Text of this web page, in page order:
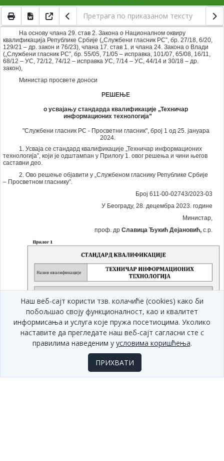
Наш веб-сајт користи тзв. колачиће (cookies) како би
побољшао своју функционалност, као и квалитет
информисања и услуга које пружа посетиоцима. Уколико
наставите да прегледате наш веб-сајт сагласни сте с
правилима наведеним у условима коришћења.
ПРИХВАТИ
На основу члана 29. став 2. Закона о Националном оквиру
квалификација Републике Србије („Службени гласник РС”, бр. 27/18, 6/20,
129/21 – др. закон и 76/23), члана 17. став 1. и члана 24. Закона о Влади
(„Службени гласник РС”, бр. 55/05, 71/05 – исправка, 101/07, 65/08, 16/11,
68/12 – УС, 72/12, 74/12 – исправка УС, 7/14 – УС, 44/14 и 30/18 – др.
закон),
Министар просвете доноси
РЕШЕЊЕ
о усвајању стандарда квалификације „Техничар
информационих технологија”
"Службени гласник РС - Просветни гласник", број 1 од 25. јануара
2024.
1. Усваја се стандард квалификације „Техничар информационих
технологијаˮ, који је одштампан у Прилогу 1. овог решења и чини његов
саставни део.
2. Ово решење објавити у „Службеном гласнику Републике Србије
– Просветном гласнику”.
Број 611-00-02743/2023-03
У Београду, 28. децембра 2023. године
Министар,
проф. др Славица Ђукић Дејановић, с.р.